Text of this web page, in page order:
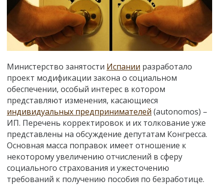
Министерство занятости Испании разработало
проект модификации закона о социальном
обеспечении, особый интерес в котором
представляют изменения, касающиеся
индивидуальных предпринимателей (autonomos) –
ИП. Перечень корректировок и их толкование уже
представлены на обсуждение депутатам Конгресса.
Основная масса поправок имеет отношение к
некоторому увеличению отчислений в сферу
социального страхования и ужесточению
требований к получению пособия по безработице.